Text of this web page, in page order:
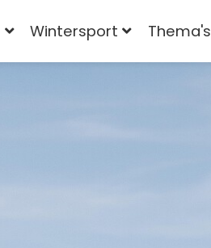
Wintersport Thema's